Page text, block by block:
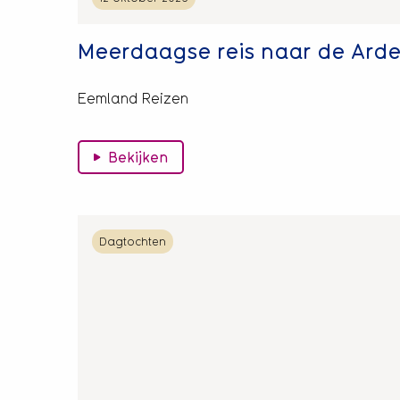
Meerdaagse reis naar de
Eemland Reizen
Bekijken
Dagtochten
Lees
meer